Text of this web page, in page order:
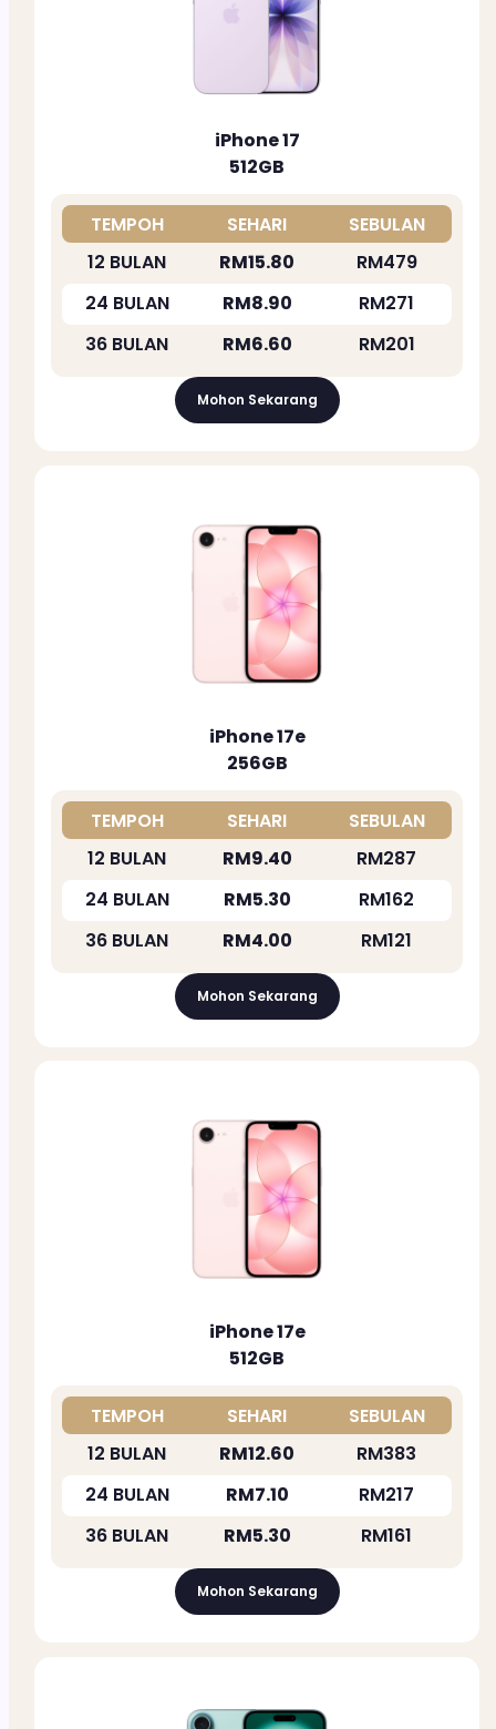
iPhone 17
512GB
TEMPOH SEHARI
SEBULAN
12 BULAN
RM15.80
RM479
24 BULAN
RM8.90
RM271
36 BULAN
RM6.60 RM201
Mohon Sekarang
iPhone 17e
256GB
TEMPOH SEHARI
SEBULAN
12 BULAN
RM9.40
RM287
24 BULAN
RM5.30
RM162
36 BULAN
RM4.00 RM121
Mohon Sekarang
iPhone 17e
512GB
TEMPOH SEHARI
SEBULAN
12 BULAN
RM12.60
RM383
24 BULAN
RM7.10
RM217
36 BULAN
RM5.30 RM161
Mohon Sekarang